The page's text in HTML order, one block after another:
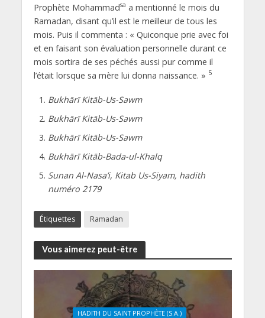
Prophète Mohammadsa a mentionné le mois du
Ramadan, disant qu’il est le meilleur de tous les
mois. Puis il commenta : « Quiconque prie avec foi
et en faisant son évaluation personnelle durant ce
mois sortira de ses péchés aussi pur comme il
l’était lorsque sa mère lui donna naissance. » 5
Bukhārī Kitāb-Us-Sawm
Bukhārī Kitāb-Us-Sawm
Bukhārī Kitāb-Us-Sawm
Bukhārī Kitāb-Bada-ul-Khalq
Sunan Al-Nasa’i, Kitab Us-Siyam, hadith
numéro 2179
Étiquettes Ramadan
Vous aimerez peut-être
HADITH DU SAINT PROPHÈTE (S.A.)